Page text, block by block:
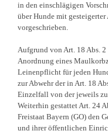
in den einschlägigen
über Hunde mit
vorgeschrieben.
Aufgrund von Art. 18 Abs.
Anordnung eines
Leinenpflicht für jeden
zur Abwehr der in Art. 18
Einzelfall von der jeweils
Weiterhin gestattet Art. 24
Freistaat Bayern (GO) den
und ihrer öffentlichen